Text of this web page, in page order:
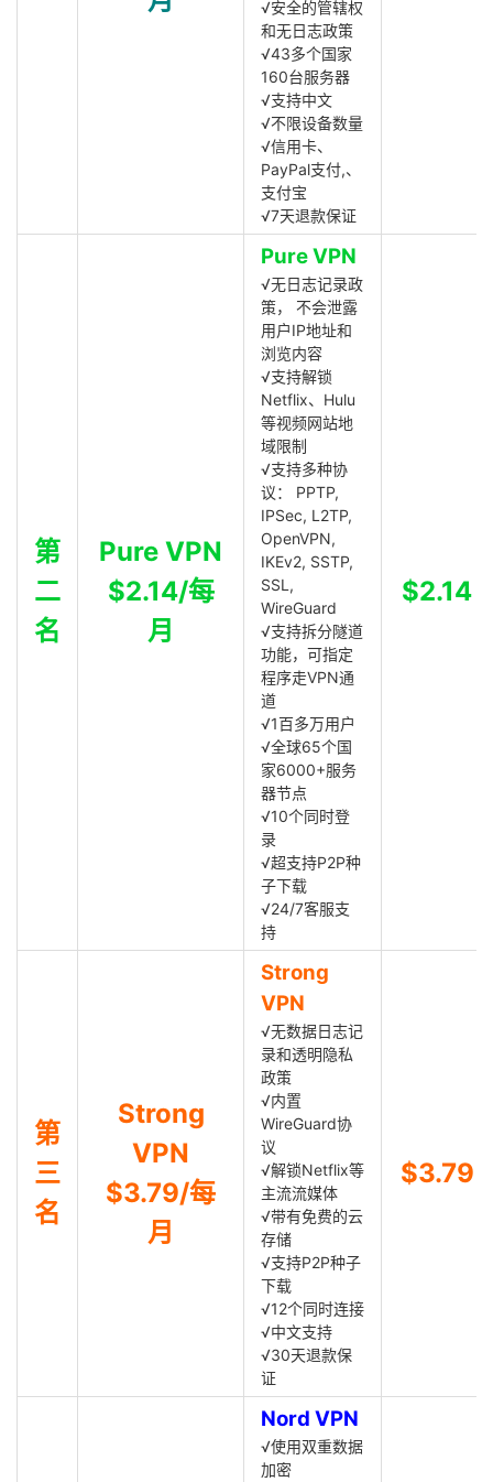
√安全的管辖权
和无日志政策
√43多个国家
160台服务器
√支持中文
√不限设备数量
√信用卡、
PayPal支付,、
支付宝
√7天退款保证
第
二
名
Pure VPN
$2.14/每
月
Pure VPN
√无日志记录政
策， 不会泄露
用户IP地址和
浏览内容
√支持解锁
Netflix、Hulu
等视频网站地
域限制
√支持多种协
议： PPTP,
IPSec, L2TP,
OpenVPN,
IKEv2, SSTP,
SSL,
WireGuard
√支持拆分隧道
功能，可指定
程序走VPN通
道
√1百多万用户
√全球65个国
家6000+服务
器节点
√10个同时登
录
√超支持P2P种
子下载
√24/7客服支
持
$2.14
第
三
名
Strong
VPN
$3.79/每
月
Strong
VPN
√无数据日志记
录和透明隐私
政策
√内置
WireGuard协
议
√解锁Netflix等
主流流媒体
√带有免费的云
存储
√支持P2P种子
下载
√12个同时连接
√中文支持
√30天退款保
证
$3.79
Nord VPN
√使用双重数据
加密